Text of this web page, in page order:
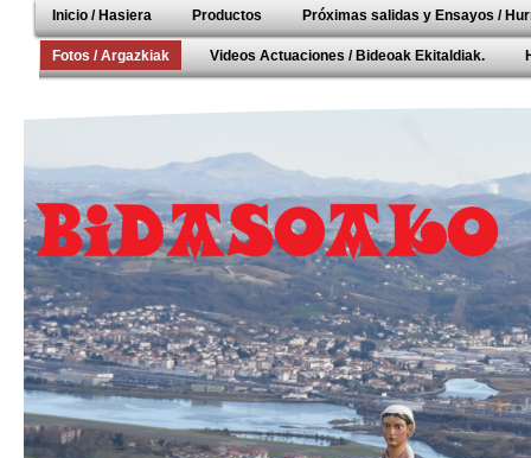
Inicio / Hasiera Productos Próximas salidas y Ensayos /
Fotos / Argazkiak Videos Actuaciones / Bideoak Ekitaldiak.